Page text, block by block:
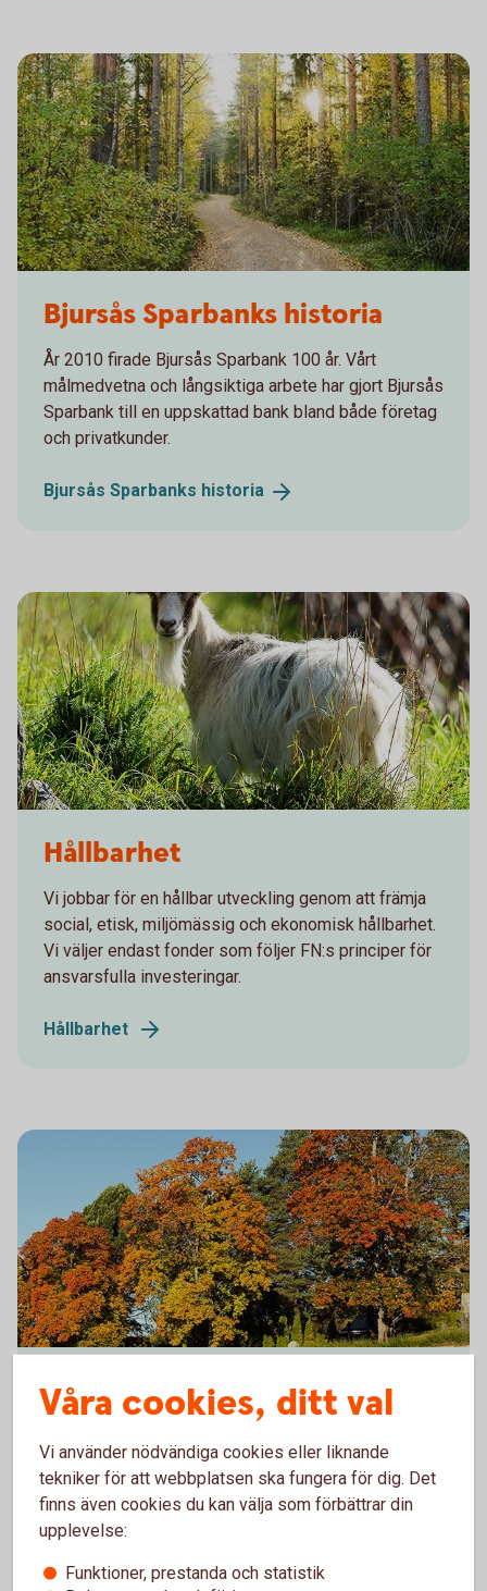
Bjursås Sparbanks historia
År 2010 firade Bjursås Sparbank 100 år. Vårt
målmedvetna och långsiktiga arbete har gjort Bjursås
Sparbank till en uppskattad bank bland både företag
och privatkunder.
Bjursås Sparbanks historia
Hållbarhet
Vi jobbar för en hållbar utveckling genom att främja
social, etisk, miljömässig och ekonomisk hållbarhet.
Vi väljer endast fonder som följer FN:s principer för
ansvarsfulla investeringar.
Hållbarhet
Sparbanksidén
i Skottland 1810 och kom till Sverige 1820. Idag har
Sverige 57 sparbanker, alla med lokala
verksamheter. Våra huvudkontor finns runt omkring i
landet på små och medelstora orter.
Våra cookies, ditt val
Vi använder nödvändiga cookies eller liknande
tekniker för att webbplatsen ska fungera för dig. Det
finns även cookies du kan välja som förbättrar din
upplevelse:
Funktioner, prestanda och statistik